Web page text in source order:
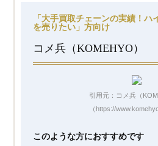
「大手買取チェーンの実績！ハ
を売りたい」方向け
コメ兵（KOMEHYO）
引用元：コメ兵（
（https://
このような方におすすめです